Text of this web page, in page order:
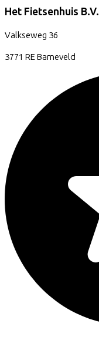
Het Fietsenhuis B.V.
Valkseweg 36
3771 REBarneveld